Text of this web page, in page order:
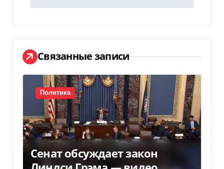
а
ц
и
я
п
о
з
Связанные записи
Политика
Сенат обсуждает закон